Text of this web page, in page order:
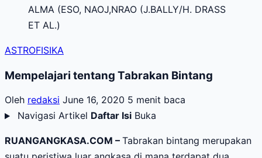
ALMA (ESO, NAOJ,NRAO (J.BALLY/H. DRASS
ET AL.)
ASTROFISIKA
Mempelajari tentang Tabrakan Bintang
Oleh redaksi June 16, 2020 5 menit baca
Navigasi Artikel Daftar Isi Buka
RUANGANGKASA.COM – Tabrakan bintang merupakan